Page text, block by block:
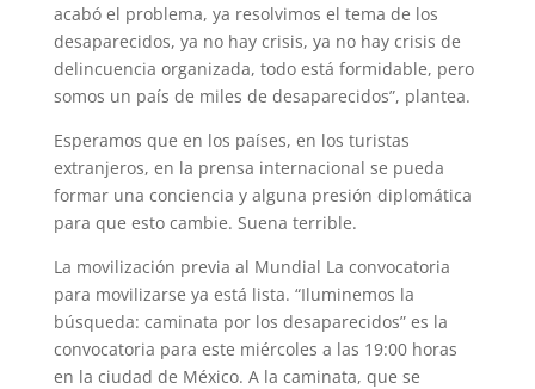
acabó el problema, ya resolvimos el tema de los
desaparecidos, ya no hay crisis, ya no hay crisis de
delincuencia organizada, todo está formidable, pero
somos un país de miles de desaparecidos”, plantea.
Esperamos que en los países, en los turistas
extranjeros, en la prensa internacional se pueda
formar una conciencia y alguna presión diplomática
para que esto cambie. Suena terrible.
La movilización previa al Mundial La convocatoria
para movilizarse ya está lista. “Iluminemos la
búsqueda: caminata por los desaparecidos” es la
convocatoria para este miércoles a las 19:00 horas
en la ciudad de México. A la caminata, que se